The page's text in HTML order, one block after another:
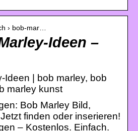
› bob-mar…
Ideen –
Ideen | bob marley, bob
marley kunst
Bob Marley Bild,
finden oder inserieren!
– Kostenlos. Einfach.